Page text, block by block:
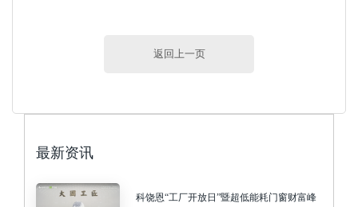
返回上一页
最新资讯
科饶恩“工厂开放日”暨超低能耗门窗财富峰